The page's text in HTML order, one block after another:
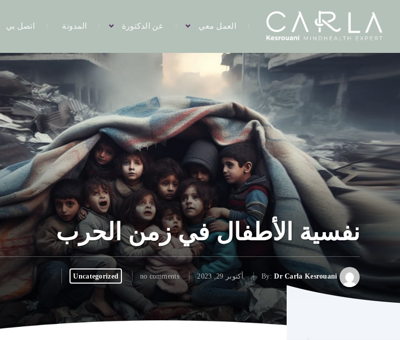
العمل معي عن الدكتورة المدونة اتصل بي
نفسية الأطفال في زمن الحرب
By:Dr Carla Kesrouani أكتوبر 29, 2023 no comments
Uncategorized